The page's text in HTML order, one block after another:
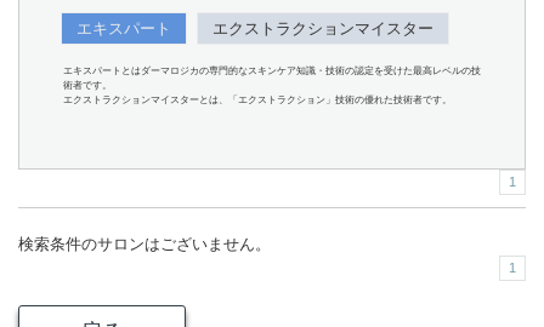
エキスパート エクストラクションマイスター
エキスパートとはダーマロジカの専門的なスキンケア知識・技術の認定を受けた最高レベルの技
術者です。
エクストラクションマイスターとは、「エクストラクション」技術の優れた技術者です。
1
検索条件のサロンはございません。
1